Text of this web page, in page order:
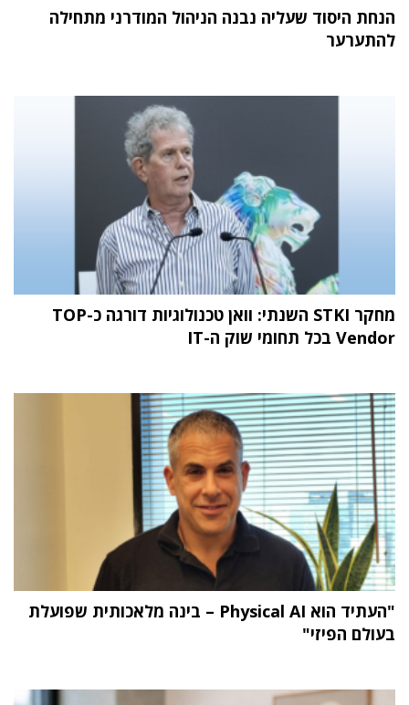
הנחת היסוד שעליה נבנה הניהול המודרני מתחילה
להתערער
מחקר STKI השנתי: וואן טכנולוגיות דורגה כ-TOP
Vendor בכל תחומי שוק ה-IT
"העתיד הוא Physical AI – בינה מלאכותית שפועלת
בעולם הפיזי"